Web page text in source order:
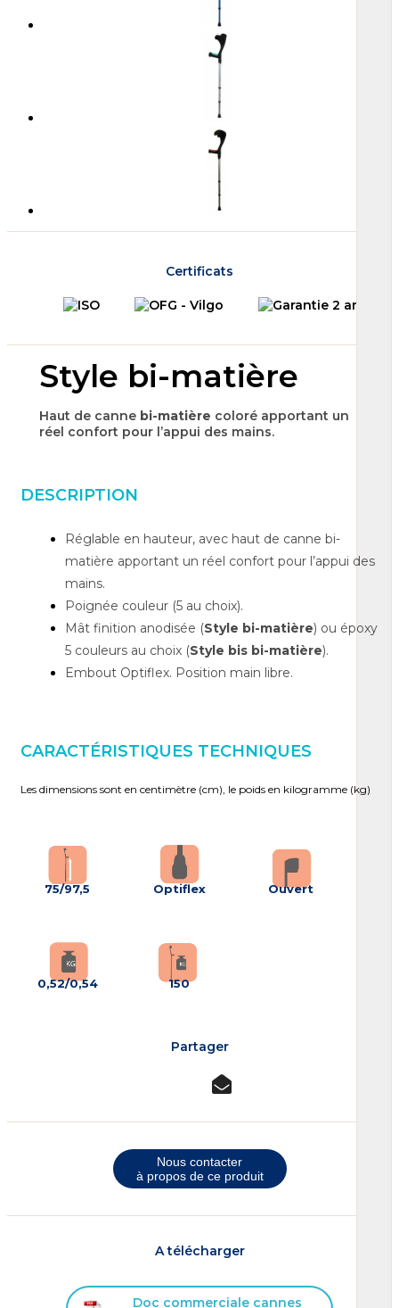
Certificats
Style bi-matière
Haut de canne bi-matière coloré apportant un
réel confort pour l’appui des mains.
DESCRIPTION
Réglable en hauteur, avec haut de canne bi-
matière apportant un réel confort pour l’appui des
mains.
Poignée couleur (5 au choix).
Mât finition anodisée (Style bi-matière) ou époxy
5 couleurs au choix (Style bis bi-matière).
Embout Optiflex. Position main libre.
CARACTÉRISTIQUES TECHNIQUES
Les dimensions sont en centimètre (cm), le poids en kilogramme (kg)
75/97,5 Optiflex Ouvert
0,52/0,54 150
Partager
Nous contacter
à propos de ce produit
A télécharger
Doc commerciale cannes